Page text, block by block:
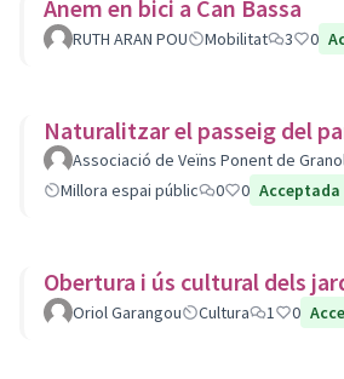
Anem en bici a Can Bassa
RUTH ARAN POU Mobilitat 3 0
Naturalitzar el passeig del
Associació de Veïns Ponent de
Millora espai públic
0 0 Acceptada
Obertura i ús cultural dels
Oriol Garangou Cultura 1 0